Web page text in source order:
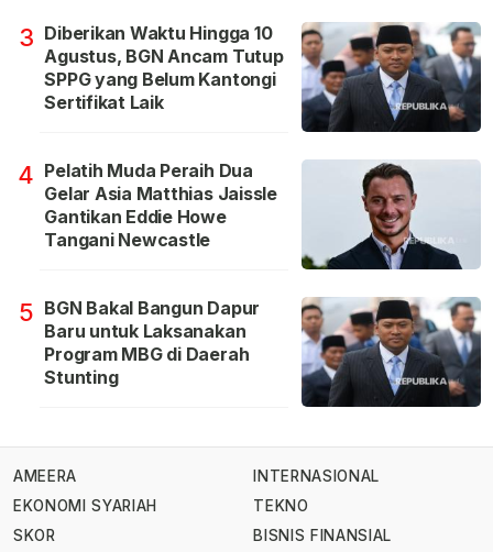
3 Diberikan Waktu Hingga 10
Agustus, BGN Ancam Tutup
SPPG yang Belum Kantongi
Sertifikat Laik
4 Pelatih Muda Peraih Dua
Gelar Asia Matthias Jaissle
Gantikan Eddie Howe
Tangani Newcastle
5 BGN Bakal Bangun Dapur
Baru untuk Laksanakan
Program MBG di Daerah
Stunting
AMEERA
EKONOMI SYARIAH
SKOR
INTERNASIONAL
TEKNO
BISNIS FINANSIAL